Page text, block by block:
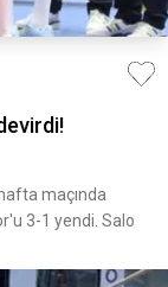
maçında
3-1 yendi. Salo